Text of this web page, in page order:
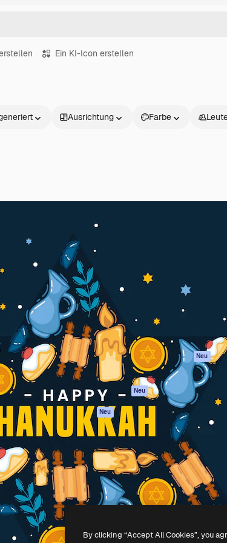
Ein KI-Icon erstellen
Ausrichtung Farbe
als 1 Million
Unternehmen,
Produkte
Spaces
KI-Assistent
KI-Bildgenerator
KI-Videogenerator
KI-
Stimmengenerator
Stock-Inhalte
MCP für
Claude/ChatGPT
Neu
Agenten Neu
API
Mobile App
Alle Magnific-Tools
Academy
Dokumentation
Support
AGB
Originale Neu
Cookie-Richtlinie
Partner
Unternehmen
S.L.U. Alle Rechte vorbehalten.
By clicking “Accept All Cookies”, you